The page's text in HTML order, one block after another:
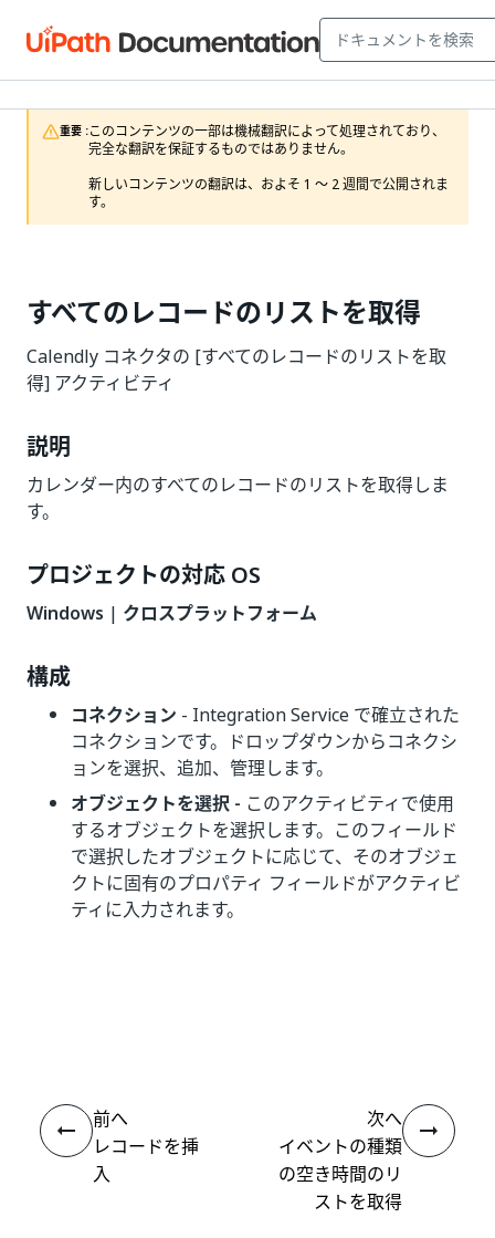
重要 :このコンテンツの一部は機械翻訳によって処理されており、
完全な翻訳を保証するものではありません。
新しいコンテンツの翻訳は、およそ 1 ～ 2 週間で公開されま
す。
すべてのレコードのリストを取得
Calendly コネクタの [すべてのレコードのリストを取
得] アクティビティ
説明
カレンダー内のすべてのレコードのリストを取得しま
す。
プロジェクトの対応 OS
Windows | クロスプラットフォーム
構成
コネクション - Integration Service で確立された
コネクションです。ドロップダウンからコネクシ
ョンを選択、追加、管理します。
オブジェクトを選択 - このアクティビティで使用
するオブジェクトを選択します。このフィールド
で選択したオブジェクトに応じて、そのオブジェ
クトに固有のプロパティ フィールドがアクティビ
ティに入力されます。
前へ
レコードを挿
入
次へ
イベントの種類
の空き時間のリ
ストを取得